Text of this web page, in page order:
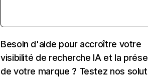
Besoin d'aide pour accroître votre
visibilité de recherche IA et la
de votre marque ? Testez nos